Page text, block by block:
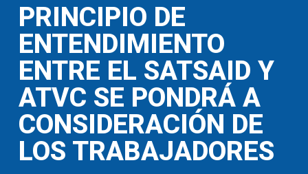
PRINCIPIO DE
ENTENDIMIENTO
ENTRE EL SATSAID Y
ATVC SE PONDRÁ A
CONSIDERACIÓN DE
LOS TRABAJADORES